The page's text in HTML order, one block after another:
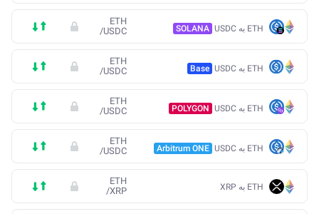
ETH به USDC SOLANA
ETH
/USDC
ETH به USDC Base
ETH
/USDC
ETH به USDC POLYGON
ETH
/USDC
ETH به USDC Arbitrum ONE
ETH
/USDC
ETH به XRP
ETH
/XRP